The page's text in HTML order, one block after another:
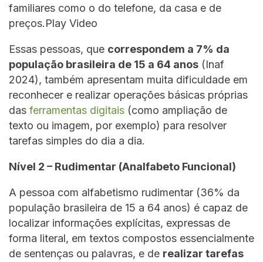
familiares como o do telefone, da casa e de
preços.Play Video
Essas pessoas, que correspondem a 7% da
população brasileira de 15 a 64 anos (Inaf
2024), também apresentam muita dificuldade em
reconhecer e realizar operações básicas próprias
das ferramentas digitais (como ampliação de
texto ou imagem, por exemplo) para resolver
tarefas simples do dia a dia.
Nível 2 – Rudimentar (Analfabeto Funcional)
A pessoa com alfabetismo rudimentar (36% da
população brasileira de 15 a 64 anos) é capaz de
localizar informações explícitas, expressas de
forma literal, em textos compostos essencialmente
de sentenças ou palavras, e de realizar tarefas